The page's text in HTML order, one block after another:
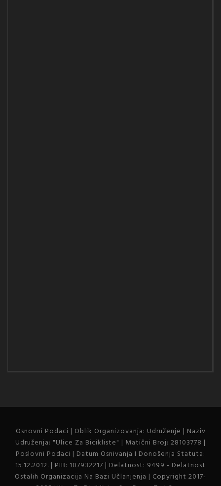
Osnovni Podaci | Oblik Organizovanja: Udruženje | Naziv
Udruženja: "Ulice Za Bicikliste" | Matični Broj: 28103778 |
Poslovni Podaci | Datum Osnivanja I Donošenja Statuta:
15.12.2012. | PIB: 107932217 | Delatnost: 9499 - Delatnost
Ostalih Organizacija Na Bazi Učlanjenja | Copyright 2017-